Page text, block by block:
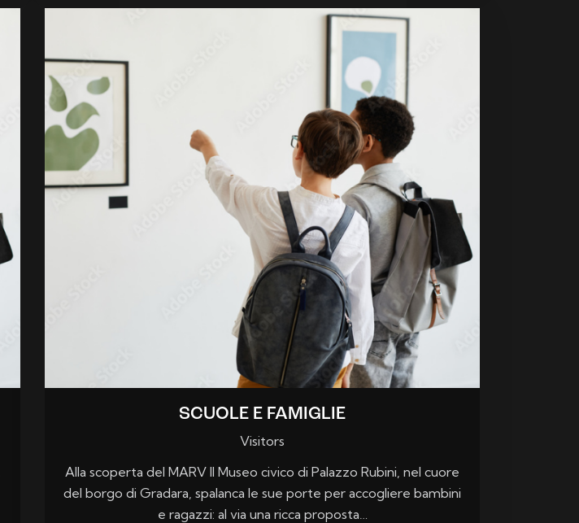
SCUOLE E FAMIGLIE
Visitors
Alla scoperta del MARV Il Museo civico di Palazzo Rubini, nel cuore
del borgo di Gradara, spalanca le sue porte per accogliere bambini
e ragazzi: al via una ricca proposta…